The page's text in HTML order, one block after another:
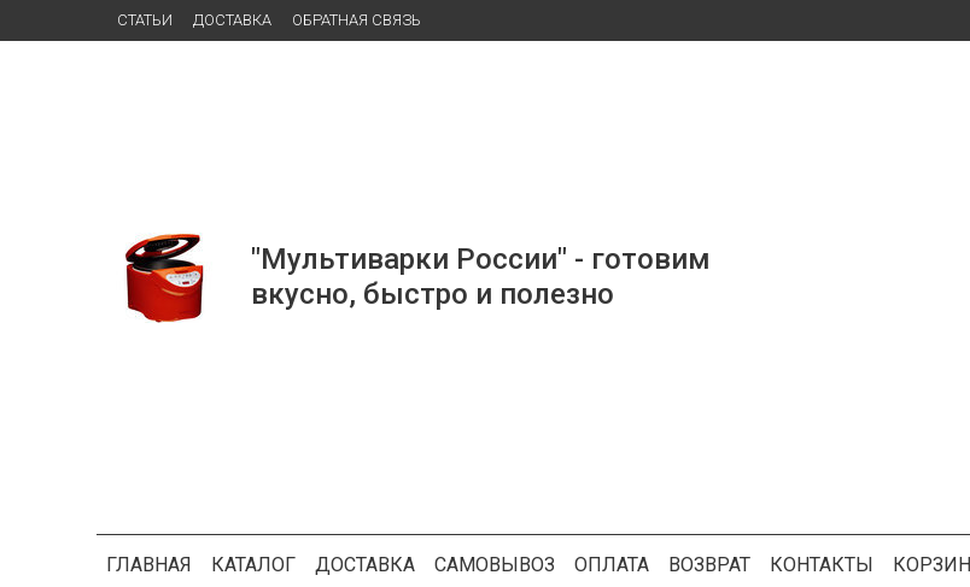
СТАТЬИ ДОСТАВКА ОБРАТНАЯ СВЯЗЬ
"Мультиварки России" - готовим
вкусно, быстро и полезно
ГЛАВНАЯ КАТАЛОГ ДОСТАВКА САМОВЫВОЗ ОПЛАТА ВОЗВРАТ КОНТАКТЫ